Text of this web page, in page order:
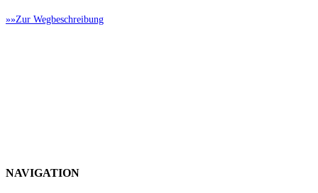
»»Zur Wegbeschreibung
NAVIGATION